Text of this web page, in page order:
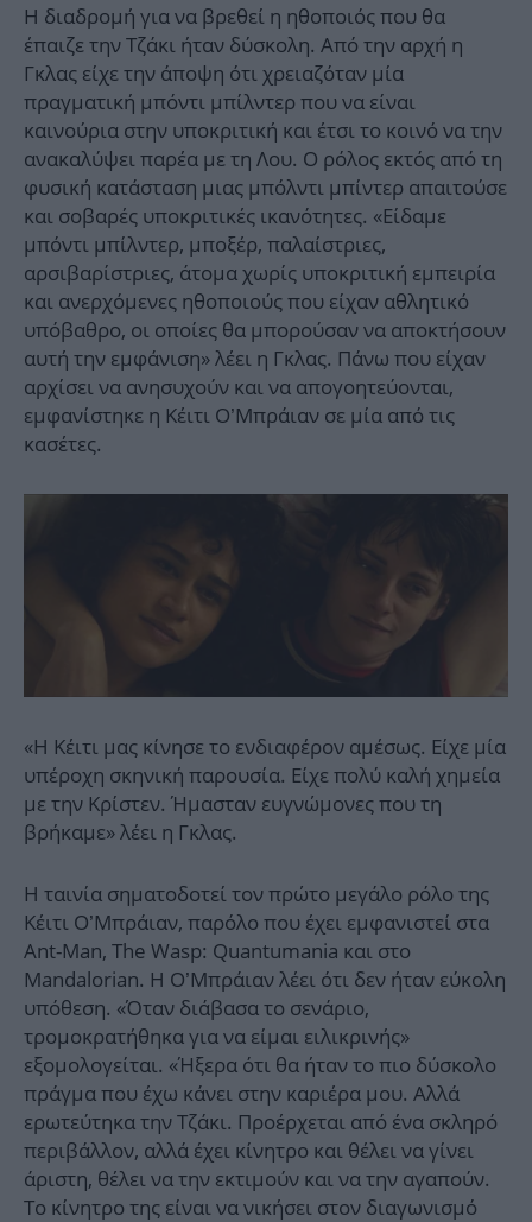
Η διαδρομή για να βρεθεί η ηθοποιός που θα
έπαιζε την Τζάκι ήταν δύσκολη. Από την αρχή η
Γκλας είχε την άποψη ότι χρειαζόταν μία
πραγματική μπόντι μπίλντερ που να είναι
καινούρια στην υποκριτική και έτσι το κοινό να την
ανακαλύψει παρέα με τη Λου. Ο ρόλος εκτός από τη
φυσική κατάσταση μιας μπόλντι μπίντερ απαιτούσε
και σοβαρές υποκριτικές ικανότητες. «Είδαμε
μπόντι μπίλντερ, μποξέρ, παλαίστριες,
αρσιβαρίστριες, άτομα χωρίς υποκριτική εμπειρία
και ανερχόμενες ηθοποιούς που είχαν αθλητικό
υπόβαθρο, οι οποίες θα μπορούσαν να αποκτήσουν
αυτή την εμφάνιση» λέει η Γκλας. Πάνω που είχαν
αρχίσει να ανησυχούν και να απογοητεύονται,
εμφανίστηκε η Κέιτι Ο’Μπράιαν σε μία από τις
κασέτες.
«Η Κέιτι μας κίνησε το ενδιαφέρον αμέσως. Είχε μία
υπέροχη σκηνική παρουσία. Είχε πολύ καλή χημεία
με την Κρίστεν. Ήμασταν ευγνώμονες που τη
βρήκαμε» λέει η Γκλας.
Η ταινία σηματοδοτεί τον πρώτο μεγάλο ρόλο της
Κέιτι Ο’Μπράιαν, παρόλο που έχει εμφανιστεί στα
Ant-Man, The Wasp: Quantumania και στο
Mandalorian. Η Ο’Μπράιαν λέει ότι δεν ήταν εύκολη
υπόθεση. «Όταν διάβασα το σενάριο,
τρομοκρατήθηκα για να είμαι ειλικρινής»
εξομολογείται. «Ήξερα ότι θα ήταν το πιο δύσκολο
πράγμα που έχω κάνει στην καριέρα μου. Αλλά
ερωτεύτηκα την Τζάκι. Προέρχεται από ένα σκληρό
περιβάλλον, αλλά έχει κίνητρο και θέλει να γίνει
άριστη, θέλει να την εκτιμούν και να την αγαπούν.
Το κίνητρο της είναι να νικήσει στον διαγωνισμό